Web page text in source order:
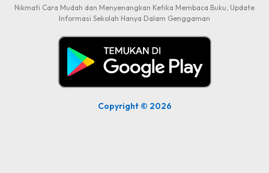
Nikmati Cara Mudah dan Menyenangkan Ketika Membaca Buku, Update
Informasi Sekolah Hanya Dalam Genggaman
Copyright © 2026